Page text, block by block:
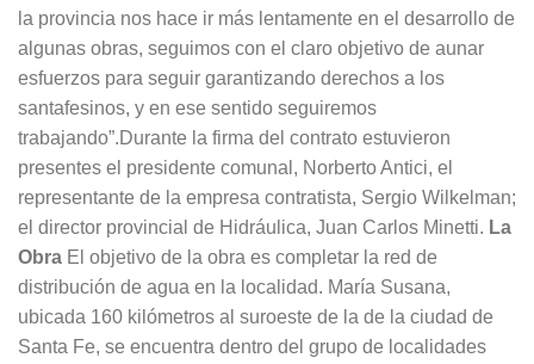
la provincia nos hace ir más lentamente en el desarrollo de
algunas obras, seguimos con el claro objetivo de aunar
esfuerzos para seguir garantizando derechos a los
santafesinos, y en ese sentido seguiremos
trabajando”.Durante la firma del contrato estuvieron
presentes el presidente comunal, Norberto Antici, el
representante de la empresa contratista, Sergio Wilkelman;
el director provincial de Hidráulica, Juan Carlos Minetti. La
Obra El objetivo de la obra es completar la red de
distribución de agua en la localidad. María Susana,
ubicada 160 kilómetros al suroeste de la de la ciudad de
Santa Fe, se encuentra dentro del grupo de localidades